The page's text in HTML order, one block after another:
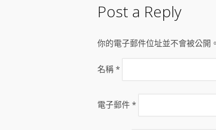
Post a Reply
你的電子郵件位址並不會被公開
名稱*
電子郵件*